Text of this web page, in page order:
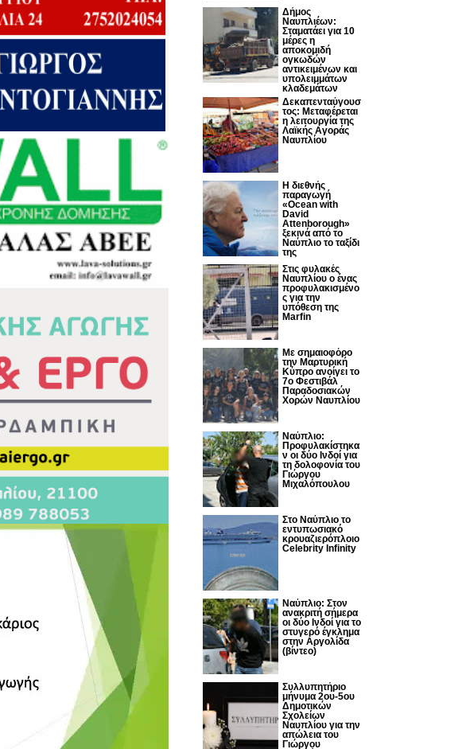
Δήμος
Ναυπλιέων:
Σταματάει για 10
μέρες η
αποκομιδή
ογκωδών
αντικειμένων και
υπολειμμάτων
κλαδεμάτων
Δεκαπενταύγουσ
τος: Μεταφέρεται
η λειτουργία της
Λαϊκής Αγοράς
Ναυπλίου
Η διεθνής
παραγωγή
«Ocean with
David
Attenborough»
ξεκινά από το
Ναύπλιο το ταξίδι
της
Στις φυλακές
Ναυπλίου ο ένας
προφυλακισμένο
ς για την
υπόθεση της
Marfin
Με σημαιοφόρο
την Μαρτυρική
Κύπρο ανοίγει το
7ο Φεστιβάλ
Παραδοσιακών
Χορών Ναυπλίου
Ναύπλιο:
Προφυλακίστηκα
ν οι δύο Ινδοί για
τη δολοφονία του
Γιώργου
Μιχαλόπουλου
Στο Ναύπλιο το
εντυπωσιακό
κρουαζιερόπλοιο
Celebrity Infinity
Nαύπλιο: Στον
ανακριτή σήμερα
οι δύο Ινδοί για το
στυγερό έγκλημα
στην Αργολίδα
(βίντεο)
Συλλυπητήριο
μήνυμα 2ου-5ου
Δημοτικών
Σχολείων
Ναυπλίου για την
απώλεια του
Γιώργου